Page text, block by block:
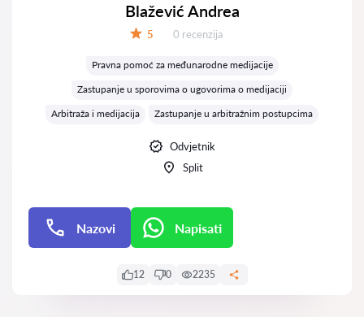
Blažević Andrea
5 Recenzija:
0 recenzija
Pravna pomoć za međunarodne medijacije
Zastupanje u sporovima o ugovorima o medijaciji
Arbitraža i medijacija
Zastupanje u arbitražnim postupcima
Odvjetnik
Split
Nazovi Napisati
12 0 2235